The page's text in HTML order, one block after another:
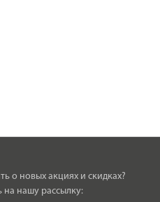
о новых акциях и скидках?
на нашу рассылку: